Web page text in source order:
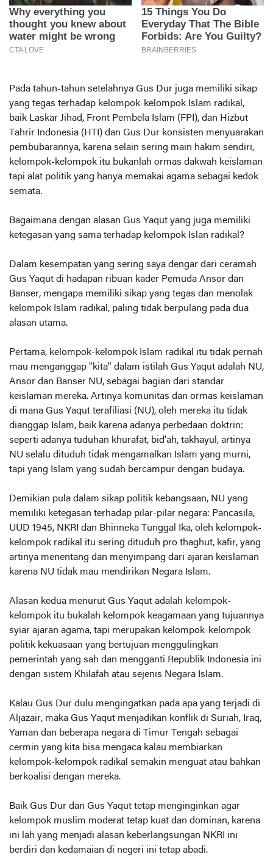
Pada tahun-tahun setelahnya Gus Dur juga memiliki sikap
yang tegas terhadap kelompok-kelompok Islam radikal,
baik Laskar Jihad, Front Pembela Islam (FPI), dan Hizbut
Tahrir Indonesia (HTI) dan Gus Dur konsisten menyuarakan
pembubarannya, karena selain sering main hakim sendiri,
kelompok-kelompok itu bukanlah ormas dakwah keislaman
tapi alat politik yang hanya memakai agama sebagai kedok
semata.
Bagaimana dengan alasan Gus Yaqut yang juga memiliki
ketegasan yang sama terhadap kelompok Islan radikal?
Dalam kesempatan yang sering saya dengar dari ceramah
Gus Yaqut di hadapan ribuan kader Pemuda Ansor dan
Banser, mengapa memiliki sikap yang tegas dan menolak
kelompok Islam radikal, paling tidak berpulang pada dua
alasan utama.
Pertama, kelompok-kelompok Islam radikal itu tidak pernah
mau menganggap "kita" dalam istilah Gus Yaqut adalah NU,
Ansor dan Banser NU, sebagai bagian dari standar
keislaman mereka. Artinya komunitas dan ormas keislaman
di mana Gus Yaqut terafiliasi (NU), oleh mereka itu tidak
dianggap Islam, baik karena adanya perbedaan doktrin:
seperti adanya tuduhan khurafat, bid'ah, takhayul, artinya
NU selalu dituduh tidak mengamalkan Islam yang murni,
tapi yang Islam yang sudah bercampur dengan budaya.
Demikian pula dalam sikap politik kebangsaan, NU yang
memiliki ketegasan terhadap pilar-pilar negara: Pancasila,
UUD 1945, NKRI dan Bhinneka Tunggal Ika, oleh kelompok-
kelompok radikal itu sering dituduh pro thaghut, kafir, yang
artinya menentang dan menyimpang dari ajaran keislaman
karena NU tidak mau mendirikan Negara Islam.
Alasan kedua menurut Gus Yaqut adalah kelompok-
kelompok itu bukalah kelompok keagamaan yang tujuannya
syiar ajaran agama, tapi merupakan kelompok-kelompok
politik kekuasaan yang bertujuan menggulingkan
pemerintah yang sah dan mengganti Republik Indonesia ini
dengan sistem Khilafah atau sejenis Negara Islam.
Kalau Gus Dur dulu mengingatkan pada apa yang terjadi di
Aljazair, maka Gus Yaqut menjadikan konflik di Suriah, Iraq,
Yaman dan beberapa negara di Timur Tengah sebagai
cermin yang kita bisa mengaca kalau membiarkan
kelompok-kelompok radikal semakin menguat atau bahkan
berkoalisi dengan mereka.
Baik Gus Dur dan Gus Yaqut tetap menginginkan agar
kelompok muslim moderat tetap kuat dan dominan, karena
ini lah yang menjadi alasan keberlangsungan NKRI ini
berdiri dan kedamaian di negeri ini tetap abadi.